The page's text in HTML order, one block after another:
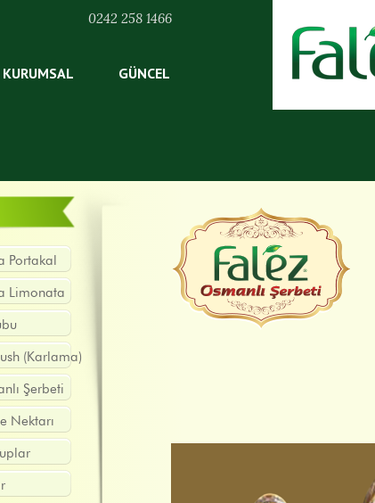
0242 258 1466
KURUMSAL GÜNCEL
Portakal
Limonata
(Karlama)
Şerbeti
Nektarı